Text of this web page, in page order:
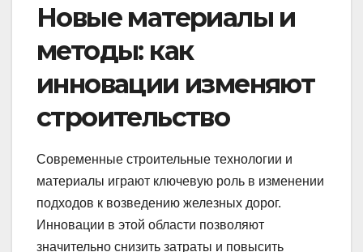
Новые материалы и
методы: как
инновации изменяют
строительство
Современные строительные технологии и
материалы играют ключевую роль в изменении
подходов к возведению железных дорог.
Инновации в этой области позволяют
значительно снизить затраты и повысить